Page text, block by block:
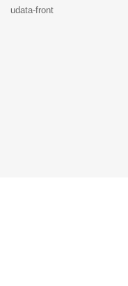
udata-front